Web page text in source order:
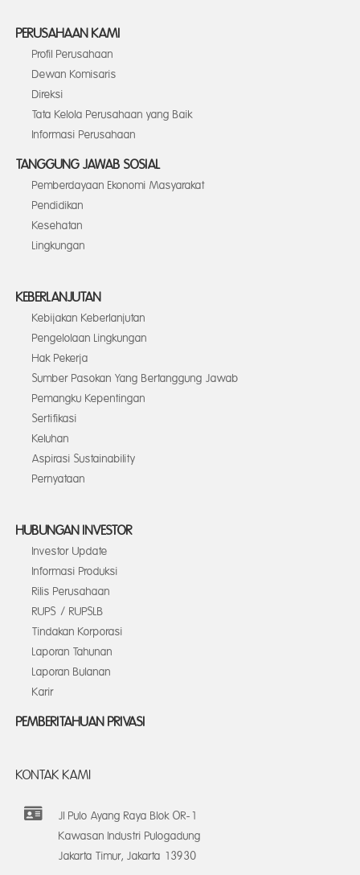
PERUSAHAAN KAMI
Profil Perusahaan
Dewan Komisaris
Direksi
Tata Kelola Perusahaan yang Baik
Informasi Perusahaan
TANGGUNG JAWAB SOSIAL
Pemberdayaan Ekonomi Masyarakat
Pendidikan
Kesehatan
Lingkungan
KEBERLANJUTAN
Kebijakan Keberlanjutan
Pengelolaan Lingkungan
Hak Pekerja
Sumber Pasokan Yang Bertanggung Jawab
Pemangku Kepentingan
Sertifikasi
Keluhan
Aspirasi Sustainability
Pernyataan
HUBUNGAN INVESTOR
Investor Update
Informasi Produksi
Rilis Perusahaan
RUPS / RUPSLB
Tindakan Korporasi
Laporan Tahunan
Laporan Bulanan
Karir
PEMBERITAHUAN PRIVASI
KONTAK KAMI
Jl Pulo Ayang Raya Blok OR-1
Kawasan Industri Pulogadung
Jakarta Timur, Jakarta 13930